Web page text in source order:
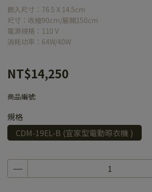
嵌入尺寸：76.5 X 14.5cm
尺寸：收縮90cm/展開150cm
電源規格：110 V
消耗功率：64W/40W
NT$14,250
商品編號:
規格
CDM-19EL-B (宜家型電動晾衣機 )